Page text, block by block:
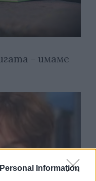
Information
- имаме